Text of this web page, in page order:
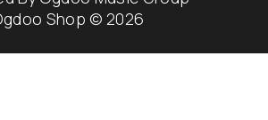
Shop © 2026